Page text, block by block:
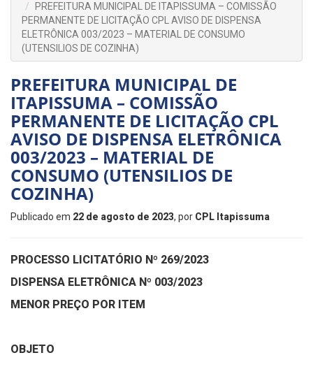
PREFEITURA MUNICIPAL DE ITAPISSUMA – COMISSÃO
PERMANENTE DE LICITAÇÃO CPL AVISO DE DISPENSA
ELETRÔNICA 003/2023 – MATERIAL DE CONSUMO
(UTENSILIOS DE COZINHA)
PREFEITURA MUNICIPAL DE
ITAPISSUMA – COMISSÃO
PERMANENTE DE LICITAÇÃO CPL
AVISO DE DISPENSA ELETRÔNICA
003/2023 – MATERIAL DE
CONSUMO (UTENSILIOS DE
COZINHA)
Publicado em 22 de agosto de 2023, por CPL Itapissuma
PROCESSO LICITATÓRIO Nº 269/2023
DISPENSA ELETRÔNICA Nº 003/2023
MENOR PREÇO POR ITEM
OBJETO